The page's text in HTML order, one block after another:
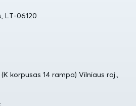
LT-06120
korpusas 14 rampa) Vilniaus raj.,